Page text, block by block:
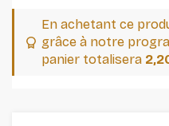
En achetant ce
grâce à notre
panier totalisera